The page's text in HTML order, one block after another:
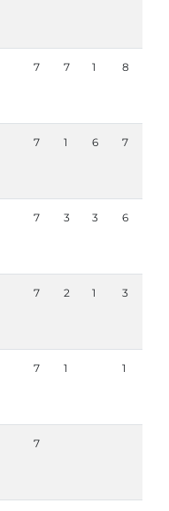
7 7 1 8
7 1 6 7
7 3 3 6
7 2 1 3
7 1 1
7